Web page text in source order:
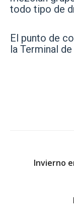
todo tipo de
El punto de
la Terminal
Invierno